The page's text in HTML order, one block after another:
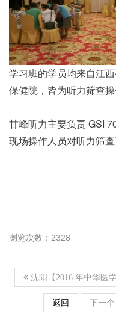
学习班的学员均来自江
保健院，皆为听力筛查
甘峰听力主要负责 GSI
现场操作人员对听力筛查
浏览次数：2328
沈阳【2016 年中华医
返回 下一个